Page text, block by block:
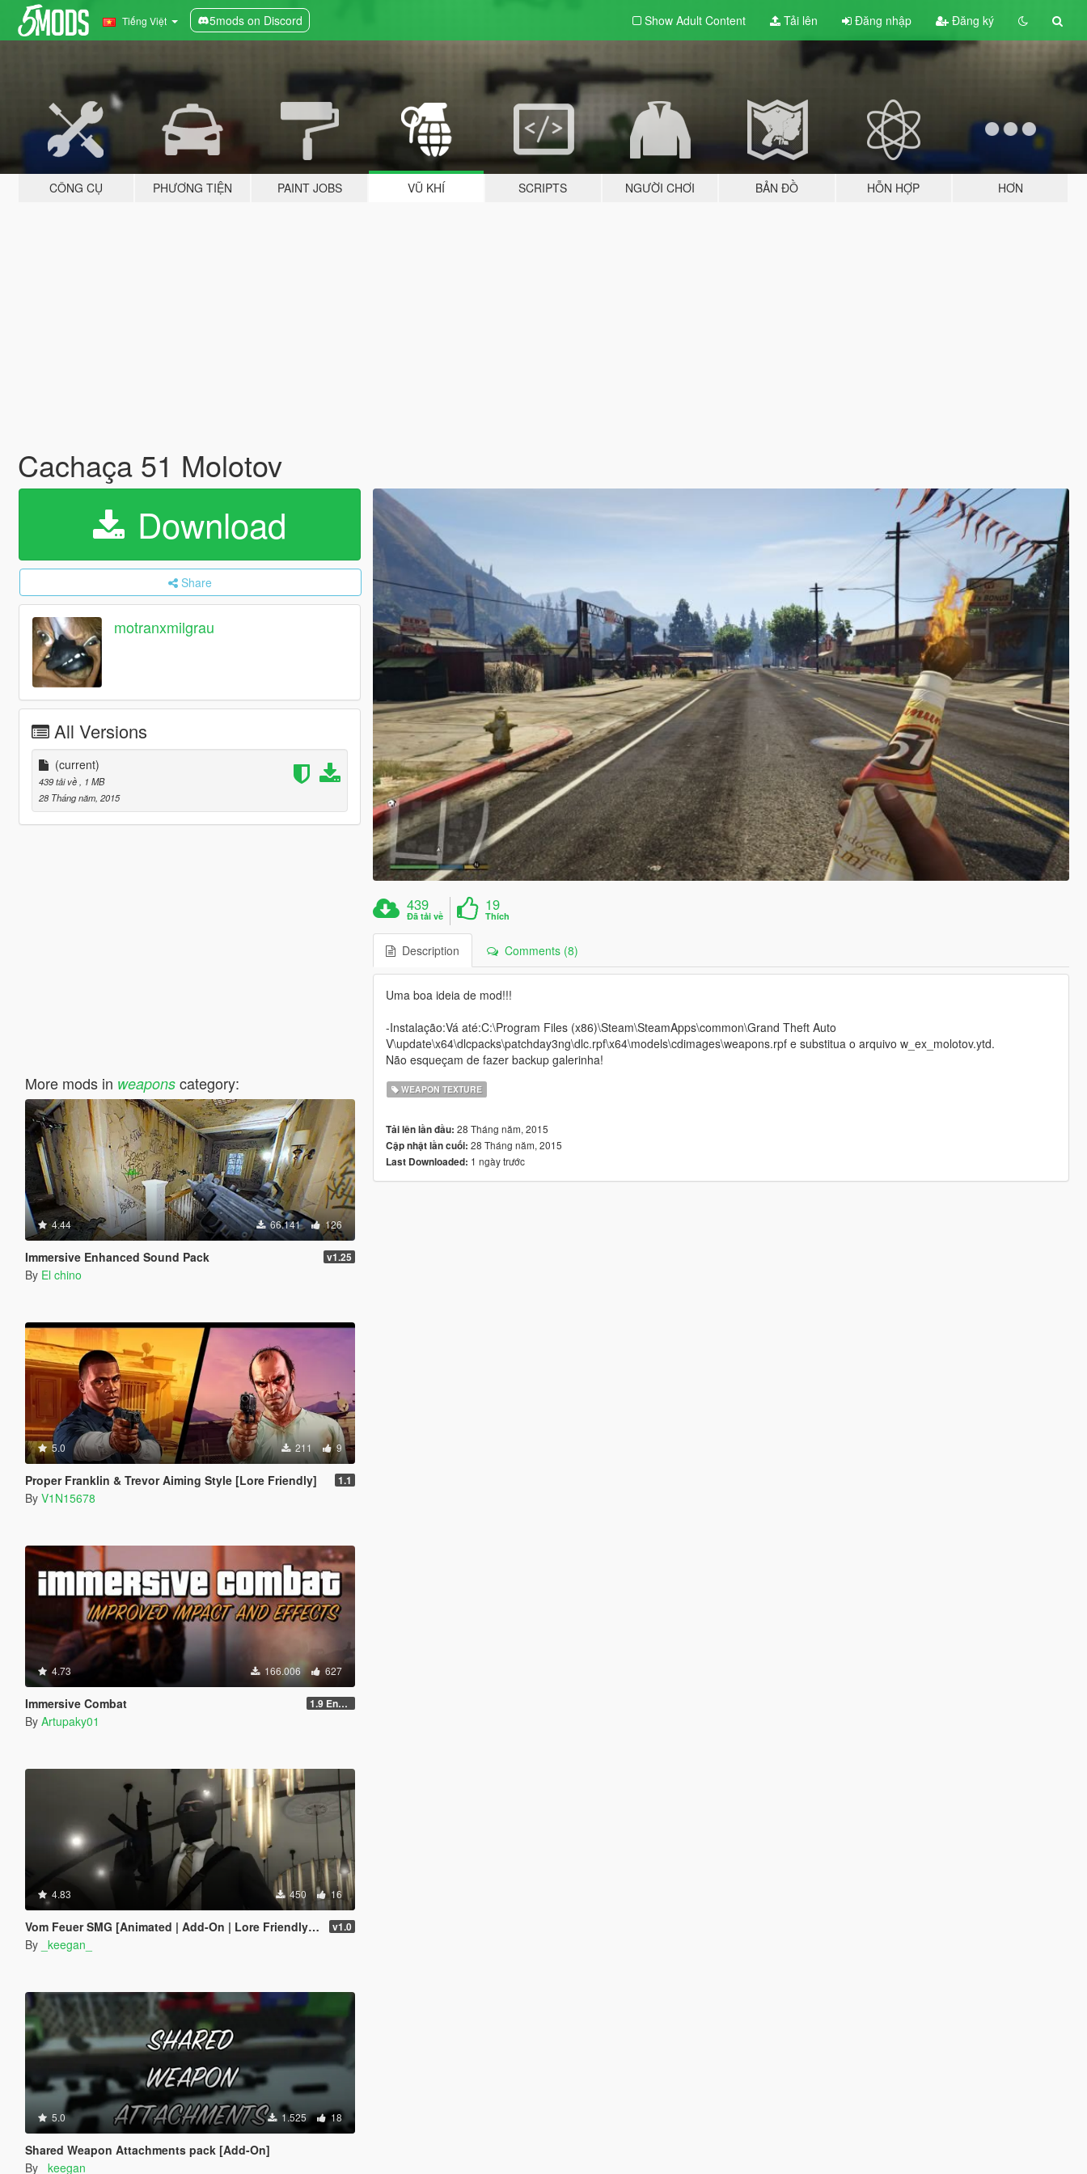
Tiếng Việt 5mods on Discord Show Adult Content Tải lên Đăng nhập Đăng ký
CÔNG CỤ PHƯƠNG TIỆN PAINT JOBS VŨ KHÍ SCRIPTS NGƯỜI CHƠI BẢN ĐỒ HỖN HỢP HƠN
Cachaça 51 Molotov
Download
Share
motranxmilgrau
All Versions
(current)
439 tải về
, 1 MB
28 Tháng năm, 2015
More mods in weaponscategory:
4.44 66.141 126
Immersive Enhanced Sound Pack v1.25
By El chino
5.0 211 9
Proper Franklin & Trevor Aiming Style [Lore Friendly] 1.1
By V1N15678
4.73 166.006 627
Immersive Combat 1.9 Enchanced
By Artupaky01
4.83 450 16
Vom Feuer SMG [Animated | Add-On | Lore Friendly | FiveM] v1.0
By _keegan_
5.0 1.525 18
Shared Weapon Attachments pack [Add-On]
By
_keegan_
439
Đã tải về
19
Thích
Description Comments (8)
Uma boa ideia de mod!!!
-Instalação:Vá até:C:\Program Files (x86)\Steam\SteamApps\common\Grand Theft Auto
V\update\x64\dlcpacks\patchday3ng\dlc.rpf\x64\models\cdimages\weapons.rpf e substitua o arquivo w_ex_molotov.ytd.
Não esqueçam de fazer backup galerinha!
WEAPON TEXTURE
Tải lên lần đầu: 28 Tháng năm, 2015
Cập nhật lần cuối: 28 Tháng năm, 2015
Last Downloaded: 1 ngày trước